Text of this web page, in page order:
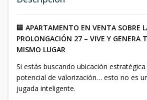
🏢 APARTAMENTO EN VENTA SOBRE
PROLONGACIÓN 27 – VIVE Y GENERA
MISMO LUGAR
Si estás buscando ubicación
potencial de valorización… esto no es
jugada inteligente.